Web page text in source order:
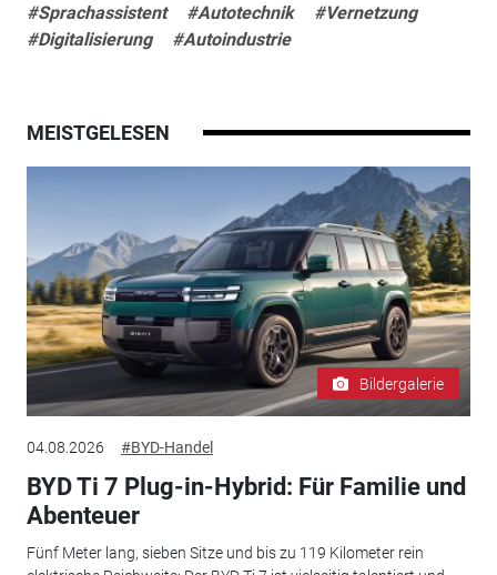
#Sprachassistent #Autotechnik
#Vernetzung
#Digitalisierung
#Autoindustrie
MEISTGELESEN
Bildergalerie
04.08.2026 #BYD-Handel
BYD Ti 7 Plug-in-Hybrid: Für Familie und
Abenteuer
Fünf Meter lang, sieben Sitze und bis zu 119 Kilometer rein